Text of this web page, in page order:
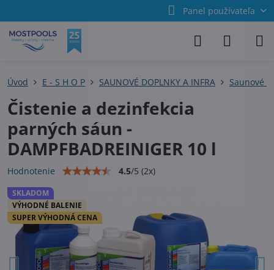
Panel používateľa
SKLADOM
VÝHODNÉ BALENIE
SUPER VÝHODNÁ CENA
Úvod E - S H O P SAUNOVÉ DOPLNKY A INFRA Saunové
Čistenie a dezinfekcia
parných sáun -
DAMPFBADREINIGER 10 l
Hodnotenie 4.5/5 (2x)